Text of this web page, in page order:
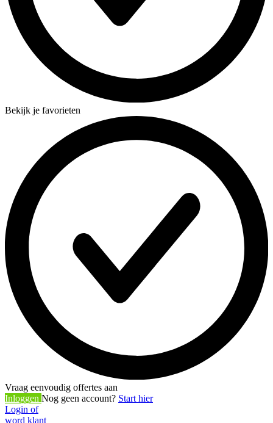
Bekijk je favorieten
Vraag eenvoudig offertes aan
Inloggen Nog geen account? Start hier
Login of
word klant